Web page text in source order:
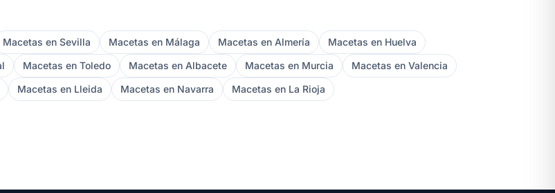
Macetas en Sevilla Macetas en Málaga Macetas en Almería
Macetas en Huelva
Macetas en Toledo Macetas en Albacete Macetas en Murcia
Macetas en Valencia
Macetas en Lleida Macetas en Navarra Macetas en La Rioja